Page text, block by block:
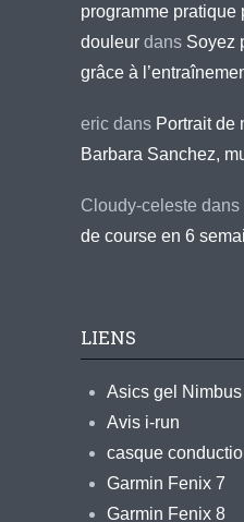
programme pratique
douleur dans Soyez
grâce à
eric dans Portrait de
Barbara Sanchez,
Cloudy-celeste dans
de course en 6
LIENS
Asics gel
Avis i-run
casque
Garmin Fenix 7
Garmin Fenix 8